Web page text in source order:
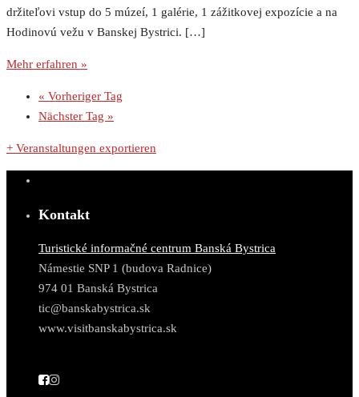
držiteľovi vstup do 5 múzeí, 1 galérie, 1 zážitkovej expozície a na
Hodinovú vežu v Banskej Bystrici. […]
Mehr erfahren »
« Vorheriger Tag
Nächster Tag »
+ Veranstaltungen exportieren
Kontakt
Turistické informačné centrum Banská Bystrica
Námestie SNP 1 (budova Radnice)
974 01 Banská Bystrica
tic@banskabystrica.sk
www.visitbanskabystrica.sk